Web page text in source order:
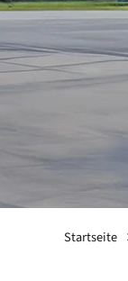
Startseite